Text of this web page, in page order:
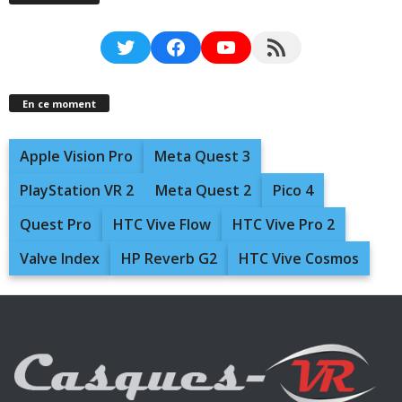
TwitterFacebookYouTubeRSS Feed
En ce moment
Apple Vision Pro
Meta Quest 3
PlayStation VR 2
Meta Quest 2
Pico 4
Quest Pro
HTC Vive Flow
HTC Vive Pro 2
Valve Index
HP Reverb G2 HTC Vive Cosmos